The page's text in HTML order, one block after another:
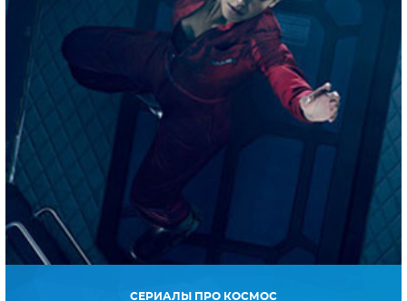
СЕРИАЛЫ ПРО КОСМОС